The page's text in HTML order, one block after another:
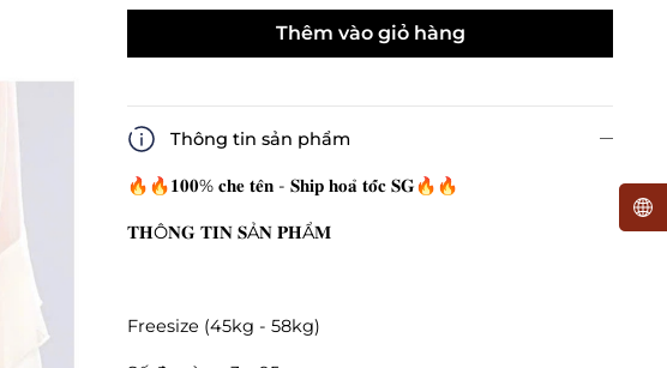
Thêm vào giỏ hàng
Thông tin sản phẩm
🔥🔥𝟏𝟎𝟎% 𝐜𝐡𝐞 𝐭𝐞̂𝐧 - 𝐒𝐡𝐢𝐩 𝐡𝐨𝐚̉ 𝐭𝐨̂́𝐜 𝐒𝐆🔥🔥
𝐓𝐇Ô𝐍𝐆 𝐓𝐈𝐍 𝐒Ả𝐍 𝐏𝐇Ẩ𝐌
Freesize (45kg - 58kg)